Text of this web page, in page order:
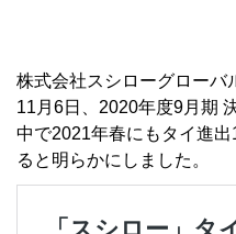
株式会社スシローグローバ
11月6日、2020年度9月期
中で2021年春にもタイ進
ると明らかにしました。